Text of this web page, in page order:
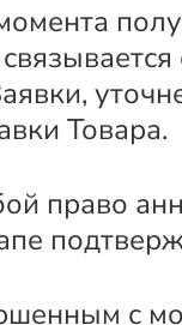
Товара.
право
с